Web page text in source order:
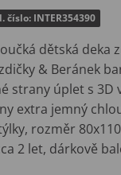
číslo: INTER354390
dětská deka
& Beránek
strany úplet s 3D
extra jemný
rozměr
2 let, dárkově